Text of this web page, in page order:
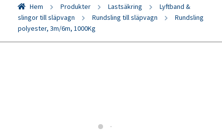
Hem Produkter Lastsäkring
Lyftband &
slingor till släpvagn
Rundsling till släpvagn
Rundsling
polyester, 3m/6m, 1000Kg